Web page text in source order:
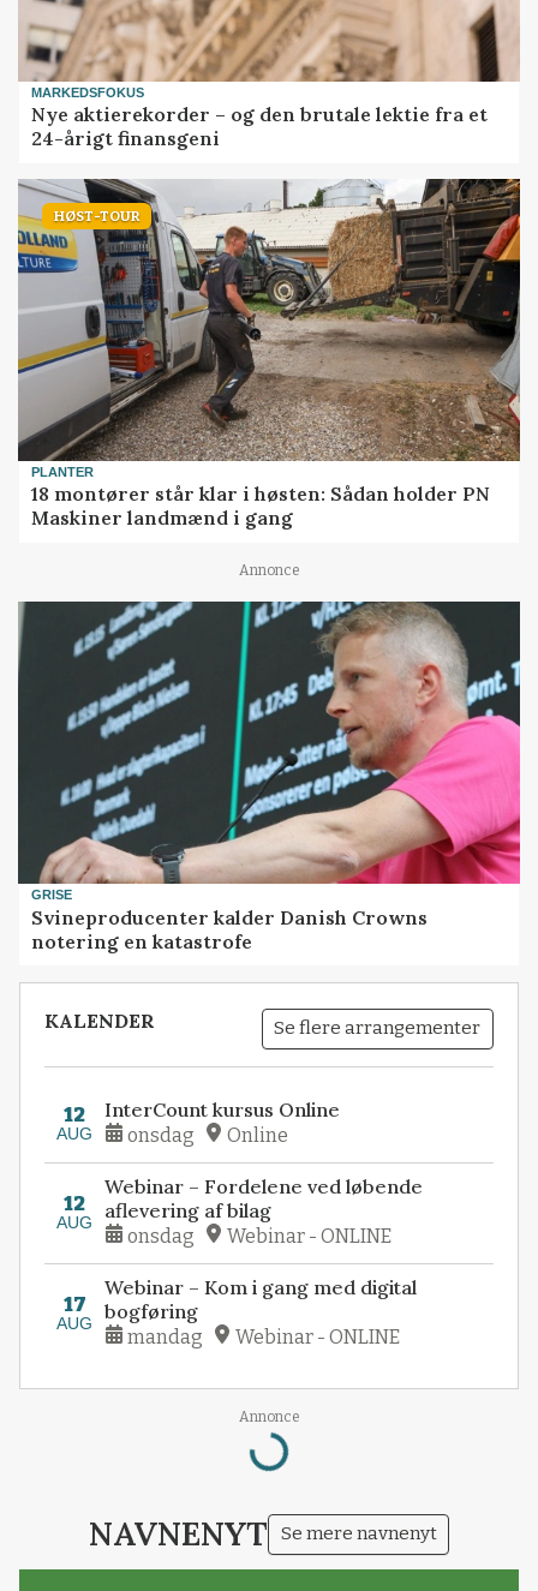
MARKEDSFOKUS
Nye aktierekorder – og den brutale lektie fra et
24-årigt finansgeni
HØST-TOUR
PLANTER
18 montører står klar i høsten: Sådan holder PN
Maskiner landmænd i gang
Annonce
GRISE
Svineproducenter kalder Danish Crowns
notering en katastrofe
KALENDER Se flere arrangementer
12
AUG
InterCount kursus Online
onsdag Online
12
AUG
Webinar – Fordelene ved løbende
aflevering af bilag
onsdag Webinar - ONLINE
17
AUG
Webinar – Kom i gang med digital
bogføring
mandag Webinar - ONLINE
Annonce
Loading...
NAVNENYT Se mere navnenyt